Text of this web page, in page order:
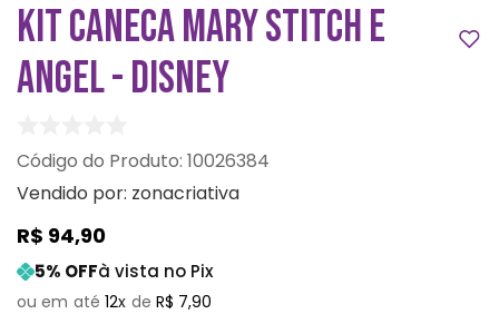
KIT CANECA MARY STITCH E
ANGEL - DISNEY
: 10026384
Vendido por: zonacriativa
R$ 94,90
5% OFFà vista no Pix
12 R$ 7,90